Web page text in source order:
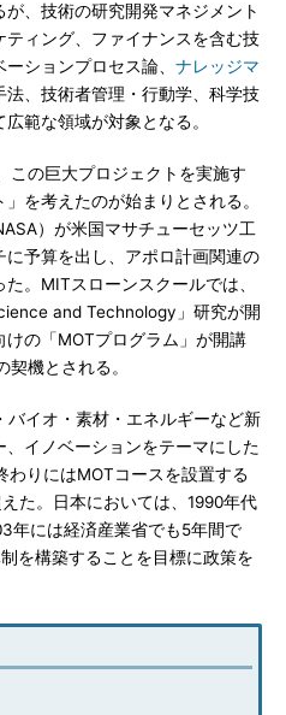
、技術の研究開発マネジメント
ィング、ファイナンスを含む技
ションプロセス論、 ナレッジマ
法、技術者管理・行動学、科学技
範な領域が対象となる。
の巨大プロジェクトを実施す
を考えたのが始まりとされる。
）が米国マサチューセッツ工
予算を出し、アポロ計画関連の
。MITスローンスクールでは、
and Technology」研究が開
けの「MOTプログラム」が開講
契機とされる。
イオ・素材・エネルギーなど新
イノベーションをテーマにした
わりにはMOTコースを設置する
た。日本においては、1990年代
年には経済産業省でも5年間で
を構築することを目標に政策を